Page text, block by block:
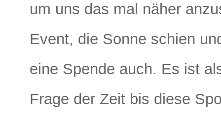
um uns das mal näher
Event, die Sonne schien
eine Spende auch. Es ist
Frage der Zeit bis diese